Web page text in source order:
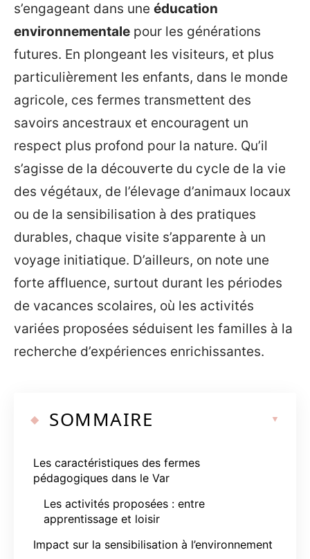
s’engageant dans une éducation
environnementale pour les générations
futures. En plongeant les visiteurs, et plus
particulièrement les enfants, dans le monde
agricole, ces fermes transmettent des
savoirs ancestraux et encouragent un
respect plus profond pour la nature. Qu’il
s’agisse de la découverte du cycle de la vie
des végétaux, de l’élevage d’animaux locaux
ou de la sensibilisation à des pratiques
durables, chaque visite s’apparente à un
voyage initiatique. D’ailleurs, on note une
forte affluence, surtout durant les périodes
de vacances scolaires, où les activités
variées proposées séduisent les familles à la
recherche d’expériences enrichissantes.
SOMMAIRE
Les caractéristiques des fermes
pédagogiques dans le Var
Les activités proposées : entre
apprentissage et loisir
Impact sur la sensibilisation à l’environnement